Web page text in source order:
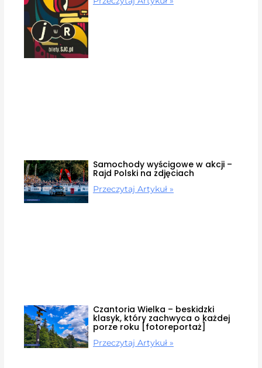
Samochody wyścigowe w akcji –
Rajd Polski na zdjęciach
Przeczytaj Artykuł »
Czantoria Wielka – beskidzki
klasyk, który zachwyca o każdej
porze roku [fotoreportaż]
Przeczytaj Artykuł »